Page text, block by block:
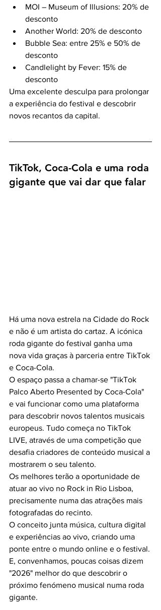
MOI – Museum of Illusions: 20% de
desconto
Another World: 20% de desconto
Bubble Sea: entre 25% e 50% de
desconto
Candlelight by Fever: 15% de
desconto
Uma excelente desculpa para prolongar
a experiência do festival e descobrir
novos recantos da capital.
TikTok, Coca-Cola e uma roda
gigante que vai dar que falar
Há uma nova estrela na Cidade do Rock
e não é um artista do cartaz. A icónica
roda gigante do festival ganha uma
nova vida graças à parceria entre TikTok
e Coca-Cola.
O espaço passa a chamar-se "TikTok
Palco Aberto Presented by Coca-Cola"
e vai funcionar como uma plataforma
para descobrir novos talentos musicais
europeus. Tudo começa no TikTok
LIVE, através de uma competição que
desafia criadores de conteúdo musical a
mostrarem o seu talento.
Os melhores terão a oportunidade de
atuar ao vivo no Rock in Rio Lisboa,
precisamente numa das atrações mais
fotografadas do recinto.
O conceito junta música, cultura digital
e experiências ao vivo, criando uma
ponte entre o mundo online e o festival.
E, convenhamos, poucas coisas dizem
"2026" melhor do que descobrir o
próximo fenómeno musical numa roda
gigante.